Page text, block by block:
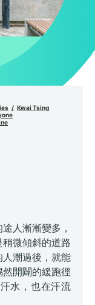
Kwai Tsing
人漸漸變多，
微傾斜的道路
潮過後，就能
開闢的緩跑徑
水，也在汗流